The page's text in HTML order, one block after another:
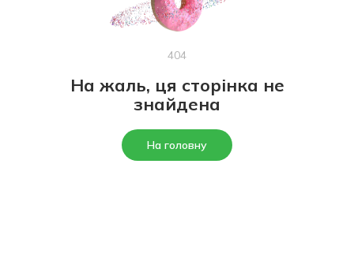
404
На жаль, ця сторінка не
знайдена
На головну